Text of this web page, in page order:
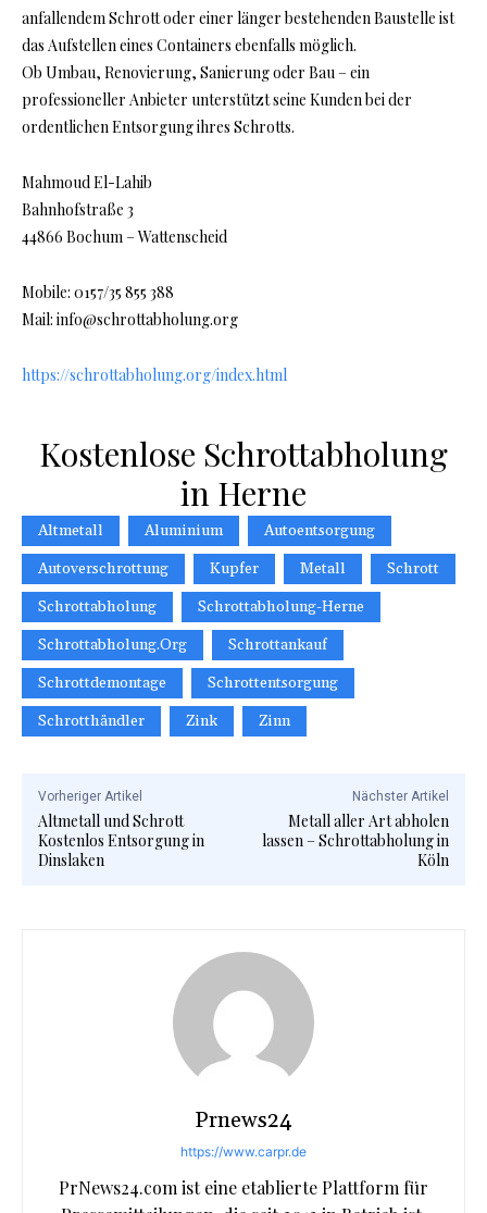
anfallendem Schrott oder einer länger bestehenden Baustelle ist
das Aufstellen eines Containers ebenfalls möglich.
Ob Umbau, Renovierung, Sanierung oder Bau – ein
professioneller Anbieter unterstützt seine Kunden bei der
ordentlichen Entsorgung ihres Schrotts.
Mahmoud El-Lahib
Bahnhofstraße 3
44866 Bochum – Wattenscheid
Mobile: 0157/35 855 388
Mail: info@schrottabholung.org
https://schrottabholung.org/index.html
Kostenlose Schrottabholung
in Herne
Altmetall Aluminium
Autoentsorgung
Autoverschrottung
Kupfer Metall
Schrott
Schrottabholung
Schrottabholung-Herne
Schrottabholung.org
Schrottankauf
Schrottdemontage
Schrottentsorgung
Schrotthändler
Zink Zinn
Vorheriger Artikel
Altmetall und Schrott
Kostenlos Entsorgung in
Dinslaken
Nächster Artikel
Metall aller Art abholen
lassen – Schrottabholung in
Köln
Prnews24
https://www.carpr.de
PrNews24.com ist eine etablierte Plattform für